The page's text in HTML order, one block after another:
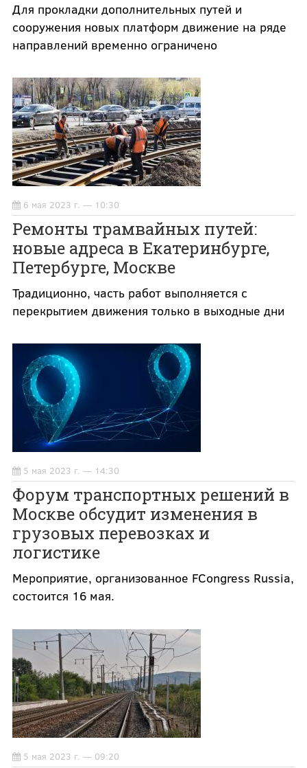
Для прокладки дополнительных путей и
сооружения новых платформ движение на ряде
направлений временно ограничено
6 мая 2023 г. — 10:30
Ремонты трамвайных путей:
новые адреса в Екатеринбурге,
Петербурге, Москве
Традиционно, часть работ выполняется с
перекрытием движения только в выходные дни
5 мая 2023 г. — 14:30
Форум транспортных решений в
Москве обсудит изменения в
грузовых перевозках и
логистике
Мероприятие, организованное FCongress Russia,
состоится 16 мая.
5 мая 2023 г. — 09:20